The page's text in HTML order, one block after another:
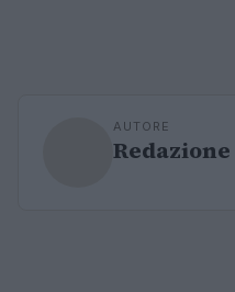
AUTORE